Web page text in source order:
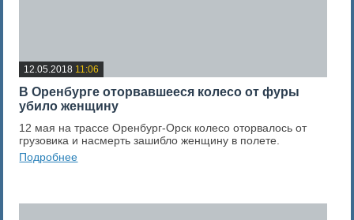
12.05.2018 11:06
В Оренбурге оторвавшееся колесо от фуры
убило женщину
12 мая на трассе Оренбург-Орск колесо оторвалось от
грузовика и насмерть зашибло женщину в полете.
Подробнее